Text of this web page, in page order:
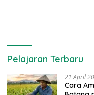
Pelajaran Terbaru
21 April
Cara